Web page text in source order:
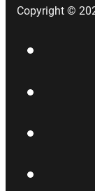
Copyright ©